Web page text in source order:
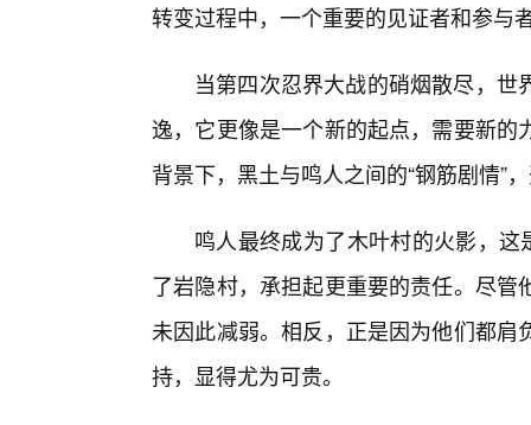
转变过程中，一个重要的见证者和参与
当第四次忍界大战的硝烟散尽，
逸，它更像是一个新的起点，需要新
背景下，黑土与鸣人之间的“钢筋剧情”
鸣人最终成为了木叶村的火影，这
了岩隐村，承担起更重要的责任。尽
未因此减弱。相反，正是因为他们都
持，显得尤为可贵。